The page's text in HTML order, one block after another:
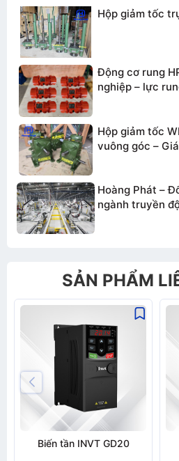
Gửi thông tin
Hộp giảm tốc
Động cơ rung
nghiệp – lực
Hộp giảm tốc
vuông góc –
Hoàng Phát –
ngành truyền
SẢN PHẨM
Biến tần INVT GD20